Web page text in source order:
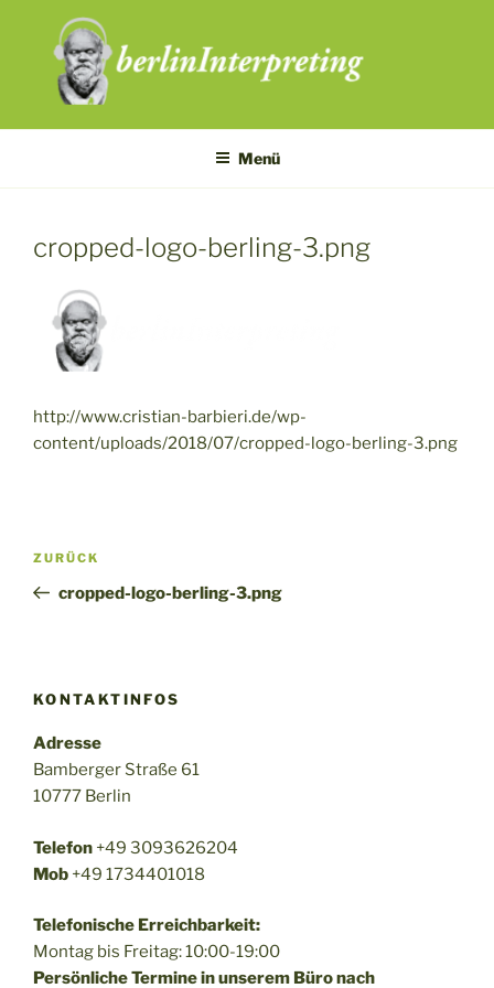
springen
Menü
cropped-logo-berling-3.png
http://www.cristian-barbieri.de/wp-
content/uploads/2018/07/cropped-logo-berling-3.png
Beitragsnavigation
Vorheriger
Beitrag
ZURÜCK
cropped-logo-berling-3.png
KONTAKTINFOS
Adresse
Bamberger Straße 61
10777 Berlin
Telefon +49 3093626204
Mob +49 1734401018
Telefonische Erreichbarkeit:
Montag bis Freitag: 10:00-19:00
Persönliche Termine in unserem Büro nach